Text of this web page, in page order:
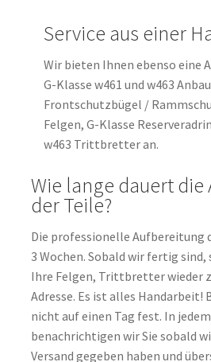
Service aus einer
Wir bieten Ihnen ebenso eine
G-Klasse w461 und w463
Frontschutzbügel /
Felgen, G-Klasse
w463 Trittbretter an.
Wie lange dauert
der Teile?
Die professionelle Aufbereitung
3 Wochen. Sobald wir fertig sind,
Ihre Felgen, Trittbretter wieder
Adresse. Es ist alles Handarbeit!
nicht auf einen Tag fest. In
benachrichtigen wir Sie sobald
Versand gegeben haben und